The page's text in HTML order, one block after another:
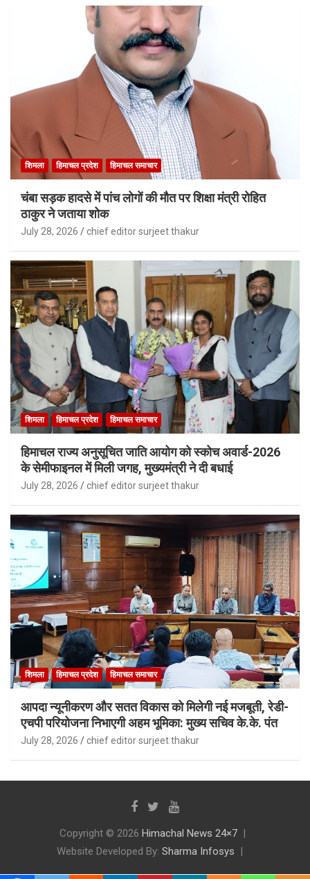
शिमला हिमाचल प्रदेश हिमाचल समाचार
चंबा सड़क हादसे में पांच लोगों की मौत पर शिक्षा मंत्री रोहित
ठाकुर ने जताया शोक
July 28, 2026 chief editor surjeet thakur
शिमला हिमाचल प्रदेश हिमाचल समाचार
हिमाचल राज्य अनुसूचित जाति आयोग को स्कोच अवार्ड-2026
के सेमीफाइनल में मिली जगह, मुख्यमंत्री ने दी बधाई
July 28, 2026 chief editor surjeet thakur
शिमला हिमाचल प्रदेश हिमाचल समाचार
आपदा न्यूनीकरण और सतत विकास को मिलेगी नई मजबूती, रेडी-
एचपी परियोजना निभाएगी अहम भूमिका: मुख्य सचिव के.के. पंत
July 28, 2026 chief editor surjeet thakur
Copyright © 2026 Himachal News 24×7
Website Developed By: Sharma Infosys